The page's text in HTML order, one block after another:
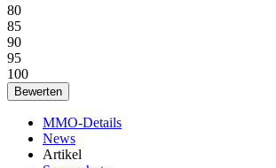
80
85
90
95
100
MMO-Details
News
Artikel